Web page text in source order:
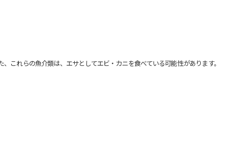
れらの魚介類は、エサとしてエビ・カニを食べている可能性があります。